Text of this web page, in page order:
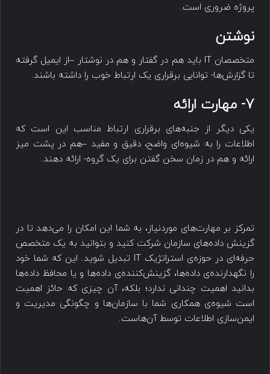
پروژه ضروری است.
نوشتن
متخصصان IT باید هم در گفتار و هم در نوشتار –از ایمیل گرفته
تا گزارش‌ها- توانایی برقراری یک ارتباط خوب را داشته باشند.
7- مهارت ارائه
یکی دیگر از جنبه‌های برقراری ارتباط مناسب این است که
اطلاعات را به شیوه‌ای واضح، دقیق و مفید –هم در پشت میز
ارائه و هم در زمان سخن گفتن برای یک گروه- ارائه دهند.
تمرکز بر مهارت‌های موردنیاز، به شما این امکان را می‌دهد تا در
گزینش داده‌ها‌ی سازمان شرکت کنید و بتوانید به یک متخصص
حرفه‌ای در حوزه‌ی استراتژیک IT تبدیل شوید. این که شما خود
را نگهدارنده‌ی داده‌ها، گزینش‌کننده‌ی داده‌ها و یا محافظ داده‌ها
بدانید اهمیت چندانی ندارد؛ بلکه، آن چیزی که حائز اهمیت
است شیوه‌ی همکاری شما با سازمان‌ها و چگونگی مدیریت و
ایمن‌سازی اطلاعات توسط آن‌هاست.